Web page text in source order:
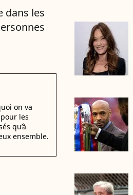
dans les
on va
les
qu’à
ensemble.